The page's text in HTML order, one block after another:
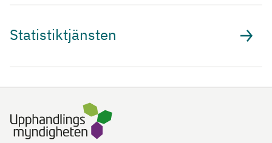
Statistiktjänsten